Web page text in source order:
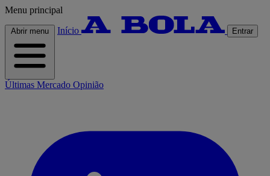
Menu principal
Abrir menu Início Entrar
Últimas Mercado Opinião